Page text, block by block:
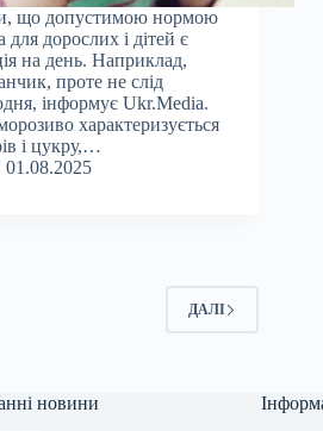
що допустимою нормою
дорослих і дітей є
на день. Наприклад,
проте не слід
інформує Ukr.Media.
характеризується
і цукру,…
01.08.2025
ДАЛІ
новини